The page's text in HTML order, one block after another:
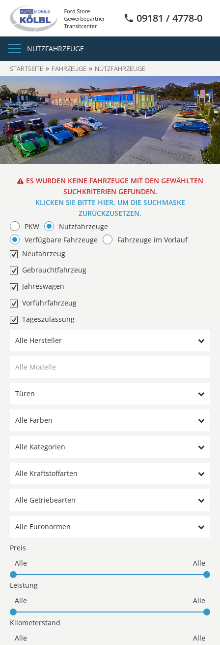
09181 / 4778-0
NUTZFAHRZEUGE
STARTSEITE FAHRZEUGE NUTZFAHRZEUGE
ES WURDEN KEINE FAHRZEUGE MIT DEN GEWÄHLTEN
SUCHKRITERIEN GEFUNDEN.
KLICKEN SIE BITTE HIER, UM DIE SUCHMASKE
ZURÜCKZUSETZEN.
PKW
Nutzfahrzeuge
Verfügbare Fahrzeuge
Fahrzeuge im Vorlauf
Neufahrzeug
Gebrauchtfahrzeug
Jahreswagen
Vorführfahrzeug
Tageszulassung
Alle Hersteller
Türen
Alle Farben
Alle Kategorien
Alle Kraftstoffarten
Alle Getriebearten
Alle Euronormen
Preis
Leistung
Kilometerstand